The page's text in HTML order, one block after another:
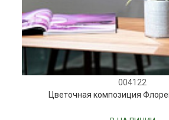
004122
Цветочная композиция